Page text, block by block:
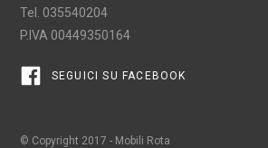
Tel. 035540204
P.IVA 00449350164
SEGUICI SU FACEBOOK
© Copyright 2017 - Mobili Rota